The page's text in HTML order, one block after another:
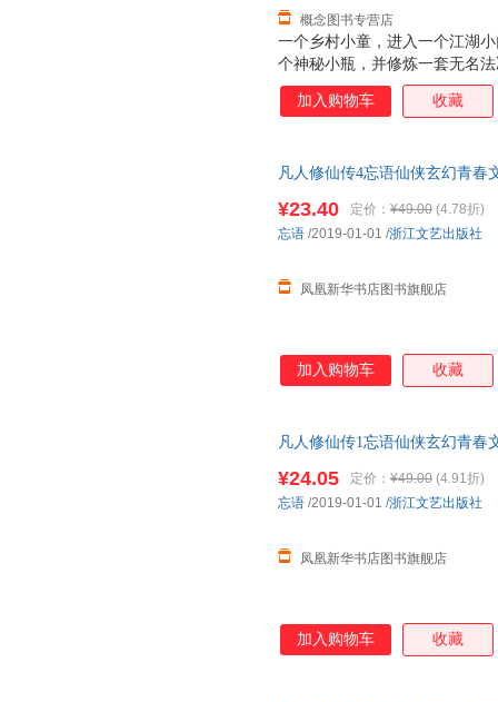
一个乡村小童，进入一个江湖
个神秘小瓶，并修炼一套无名
从而背井离乡，抛弃一切，立
概念图书专营店
加入购物车 收藏
凡人修仙传4忘语仙侠玄幻青春
¥23.40 定价： ¥49.00 (4.78折)
凤凰新华书店图书旗舰店
忘语 /2019-01-01 /浙江文艺出版社
加入购物车 收藏
凡人修仙传1忘语仙侠玄幻青春
¥24.05 定价： ¥49.00 (4.91折)
凤凰新华书店图书旗舰店
忘语 /2019-01-01 /浙江文艺出版社
加入购物车 收藏